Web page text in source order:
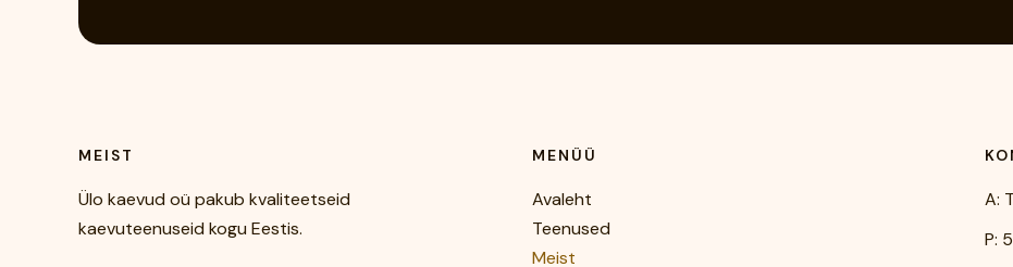
MEIST
Ülo kaevud oü pakub kvaliteetseid
kaevuteenuseid kogu Eestis.
MENÜÜ
Avaleht
Teenused
Meist
A:
P: